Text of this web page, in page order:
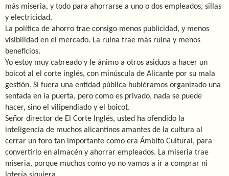
más miseria, y todo para ahorrarse a uno o dos empleados, sillas
y electricidad.
La política de ahorro trae consigo menos publicidad, y menos
visibilidad en el mercado. La ruina trae más ruina y menos
beneficios.
Yo estoy muy cabreado y le ánimo a otros asiduos a hacer un
boicot al el corte inglés, con minúscula de Alicante por su mala
gestión. Si fuera una entidad pública hubiéramos organizado una
sentada en la puerta, pero como es privado, nada se puede
hacer, sino el vilipendiado y el boicot.
Señor director de El Corte Inglés, usted ha ofendido la
inteligencia de muchos alicantinos amantes de la cultura al
cerrar un foro tan importante como era Ámbito Cultural, para
convertirlo en almacén y ahorrar empleados. La miseria trae
miseria, porque muchos como yo no vamos a ir a comprar ni